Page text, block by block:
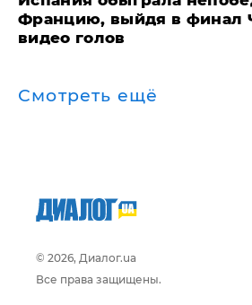
Францию, выйдя в финал
видео голов
Смотреть ещё
© 2026, Диалог.ua
Все права защищены.